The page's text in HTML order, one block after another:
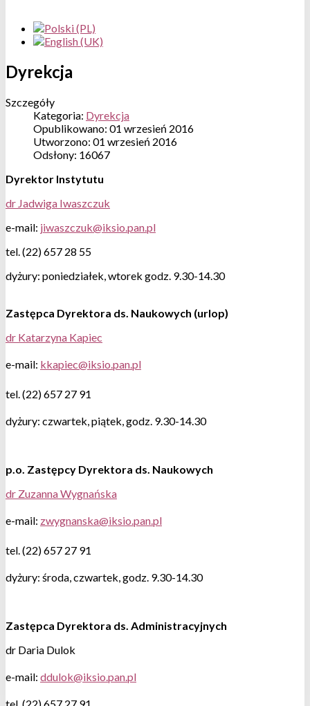
Dyrekcja
Szczegóły
Kategoria: Dyrekcja
Opublikowano: 01 wrzesień 2016
Utworzono: 01 wrzesień 2016
Odsłony: 16067
Dyrektor Instytutu
dr Jadwiga Iwaszczuk
e-mail:
tel. (22) 657 28 55
dyżury: poniedziałek, wtorek godz. 9.30-14.30
Zastępca Dyrektora ds. Naukowych (urlop)
dr Katarzyna Kapiec
e-mail:
tel. (22) 657 27 91
dyżury: czwartek, piątek, godz. 9.30-14.30
p.o. Zastępcy Dyrektora ds. Naukowych
dr Zuzanna Wygnańska
e-mail:
tel. (22) 657 27 91
dyżury: środa, czwartek, godz. 9.30-14.30
Zastępca Dyrektora ds. Administracyjnych
dr Daria Dulok
e-mail: